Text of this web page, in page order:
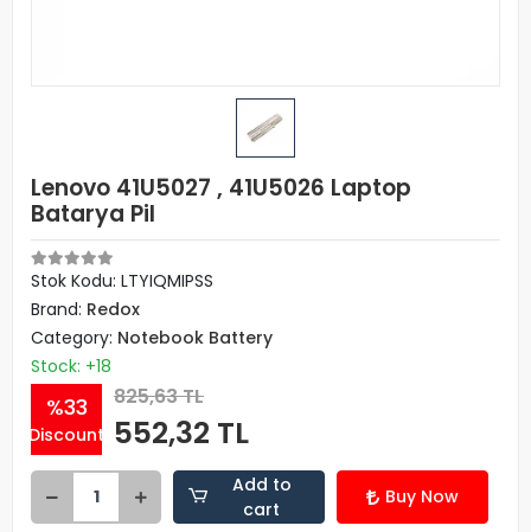
Lenovo 41U5027 , 41U5026 Laptop
Batarya Pil
Stok Kodu: LTYIQMIPSS
Brand: Redox
Category: Notebook Battery
Stock: +18
%33
Discount
825,63 TL
552,32 TL
Add to
cart
Buy Now